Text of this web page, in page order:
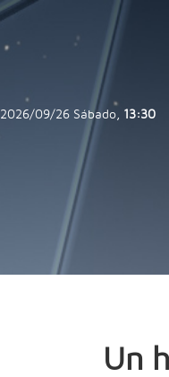
2026/09/26 Sábado, 13:30
Un